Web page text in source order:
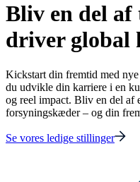
Bliv en del af
driver global
Kickstart din fremtid med
du udvikle din karriere i en
og reel impact. Bliv en del af
forsyningskæder – og din
Se vores ledige stillinger